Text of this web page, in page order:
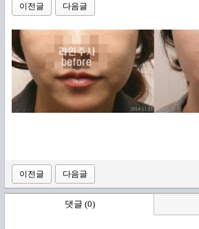
이전글 다음글
본문
이전글 다음글
댓글 (0)